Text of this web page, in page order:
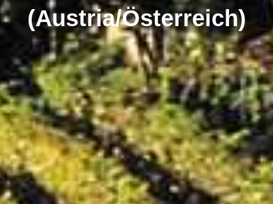
(Austria/Österreich)